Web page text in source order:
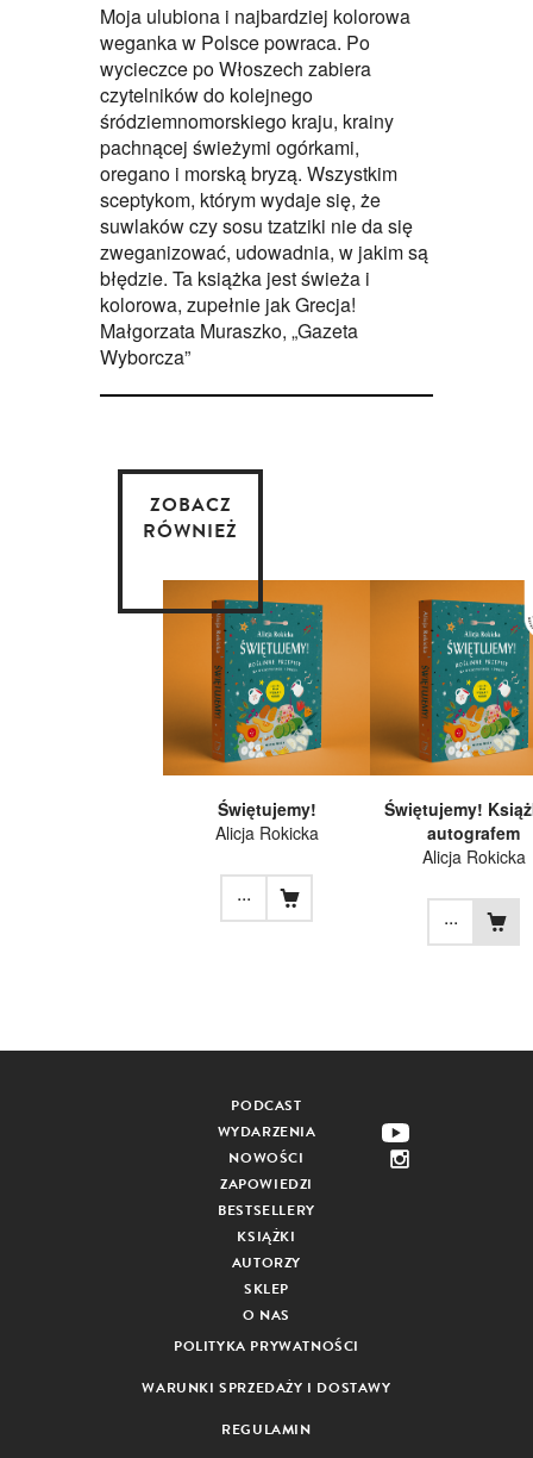
Moja ulubiona i najbardziej kolorowa
weganka w Polsce powraca. Po
wycieczce po Włoszech zabiera
czytelników do kolejnego
śródziemnomorskiego kraju, krainy
pachnącej świeżymi ogórkami,
oregano i morską bryzą. Wszystkim
sceptykom, którym wydaje się, że
suwlaków czy sosu tzatziki nie da się
zweganizować, udowadnia, w jakim są
błędzie. Ta książka jest świeża i
kolorowa, zupełnie jak Grecja!
Małgorzata Muraszko, „Gazeta
Wyborcza”
ZOBACZ
RÓWNIEŻ
Świętujemy!
Alicja Rokicka
...
Świętujemy!
autografem
Alicja Rokicka
...
PODCAST
WYDARZENIA
NOWOŚCI
ZAPOWIEDZI
BESTSELLERY
KSIĄŻKI
AUTORZY
SKLEP
O NAS
POLITYKA PRYWATNOŚCI
WARUNKI SPRZEDAŻY I DOSTAWY
REGULAMIN